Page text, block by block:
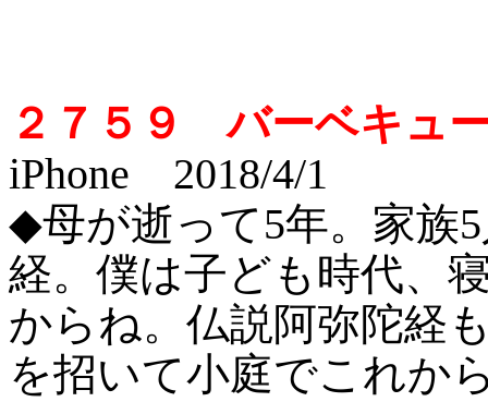
２７５９ バーベキュ
iPhone 2018/4/1
◆母が逝って5年。家族
経。僕は子ども時代、
からね。仏説阿弥陀経
を招いて小庭でこれか